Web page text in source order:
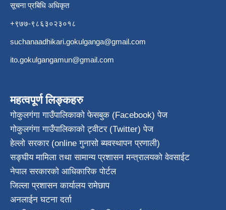
सूचना प्रबिधि अधिकृत
+९७७-९८६३०२३०१८
suchanaadhikari.gokulganga@gmail.com
ito.gokulgangamun@gmail.com
महत्वपूर्ण लिङ्कहरु
गोकुलगंगा गाउँपालिकाको फेसबुक (Facebook) पेज
गोकुलगंगा गाउँपालिकाको ट्वीटर (Twitter) पेज
हेल्लो सरकार (online गुनासो ब्यवस्थापन प्रणाली)
सङ्घीय मामिला तथा सामान्य प्रशासन मन्त्रालयको वेवसाईट
नेपाल सरकारको आधिकारिक पोर्टल
जिल्ला प्रशासन कार्यालय रामेछाप
अनलाईन घटना दर्ता